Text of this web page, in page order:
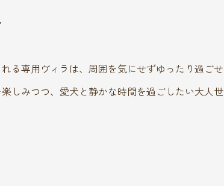
る専用ヴィラは、周囲を気にせずゆったり過ごせ
しみつつ、愛犬と静かな時間を過ごしたい大人世